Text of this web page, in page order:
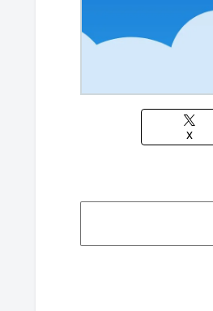
X